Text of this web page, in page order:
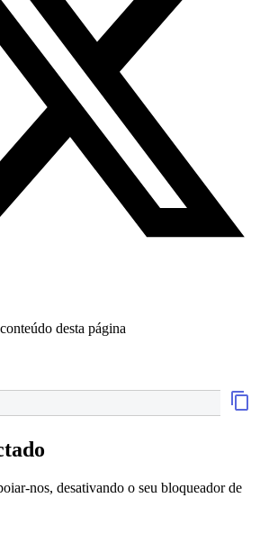
desta página
nos, desativando o seu bloqueador de